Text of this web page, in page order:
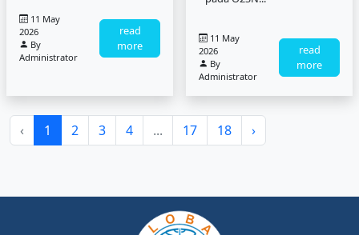
11 May
2026
By
Administrator
read
more
11 May
2026
By
Administrator
read
more
‹ 1 2 3 4 ... 17 18 ›